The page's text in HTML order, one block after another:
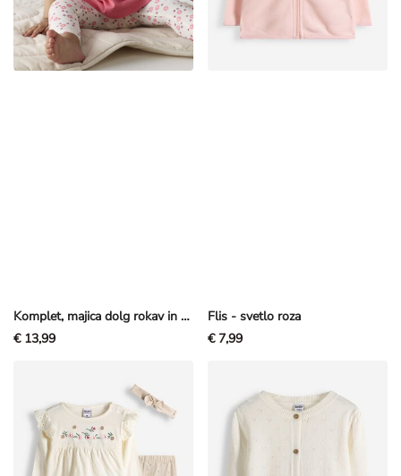
Komplet, majica dolg rokav in pajkice - Vezenina - roza
€ 13,99
Flis - svetlo roza
€ 7,99